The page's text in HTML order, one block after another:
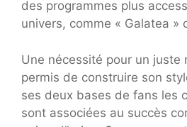
des programmes plus
univers, comme « Galatea »
Une nécessité pour un juste
permis de construire son
ses deux bases de fans les
sont associées au succès